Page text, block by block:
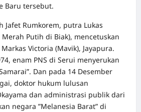
Baru tersebut.
Jafet Rumkorem, putra Lukas
Putih di Biak), mencetuskan
Victoria (Mavik), Jayapura.
enam PNS di Serui menyerukan
Dan pada 14 Desember
doktor hukum lulusan
dan administrasi publik dari
negara ”Melanesia Barat” di